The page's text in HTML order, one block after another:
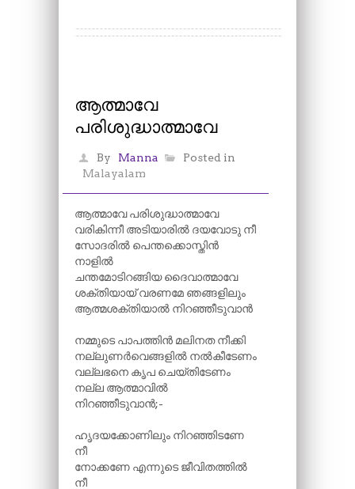
ആത്മാവേ
പരിശുദ്ധാത്മാവേ
By Manna
Posted in
Malayalam
ആത്മാവേ പരിശുദ്ധാത്മാവേ
വരികിന്നീ അടിയാരിൽ ദയവോടു നീ
സോദരിൽ പെന്തക്കൊസ്തിൻ
നാളിൽ
ചന്തമോടിറങ്ങിയ ദൈവാത്മാവേ
ശക്തിയായ് വരണമേ ഞങ്ങളിലും
ആത്മശക്തിയാൽ നിറഞ്ഞീടുവാൻ
നമ്മുടെ പാപത്തിൻ മലിനത നീക്കി
നല്ലുണർവെങ്ങളിൽ നൽകീടേണം
വല്ലഭനെ കൃപ ചെയ്തിടേണം
നല്ല ആത്മാവിൽ
നിറഞ്ഞീടുവാൻ;-
ഹൃദയക്കോണിലും നിറഞ്ഞിടണേ
നീ
നോക്കണേ എന്നുടെ ജീവിതത്തിൽ
നീ